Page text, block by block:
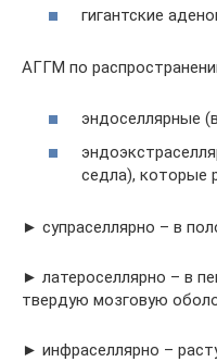
гигантские
АГГМ по
эндоселлярные
седла), которые
► супраселлярно – в
► латероселлярно – в
твердую мозговую
► инфраселлярно –